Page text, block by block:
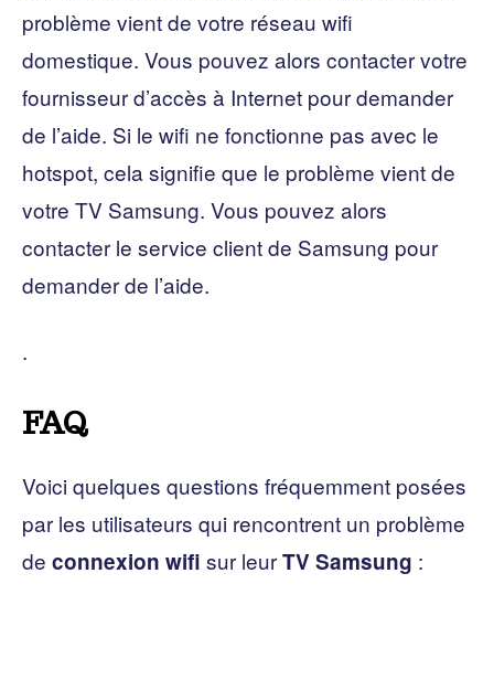
problème vient de votre réseau wifi
domestique. Vous pouvez alors contacter votre
fournisseur d’accès à Internet pour demander
de l’aide. Si le wifi ne fonctionne pas avec le
hotspot, cela signifie que le problème vient de
votre TV Samsung. Vous pouvez alors
contacter le service client de Samsung pour
demander de l’aide.
.
FAQ
Voici quelques questions fréquemment posées
par les utilisateurs qui rencontrent un problème
de connexion wifi sur leurTV Samsung :